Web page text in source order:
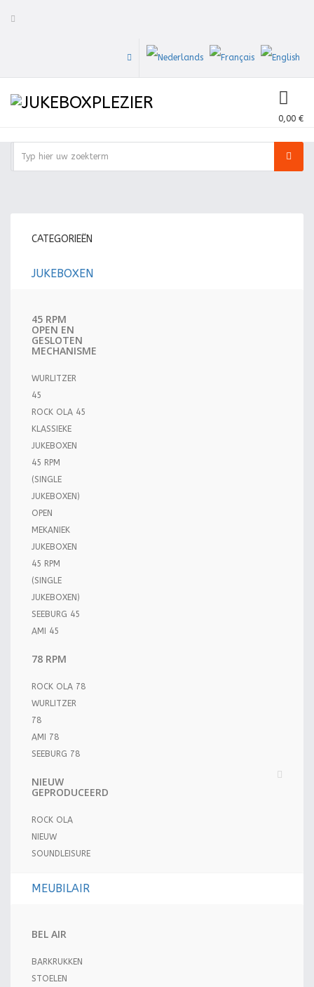
0,00 €
CATEGORIEËN
JUKEBOXEN
45 RPM
OPEN EN
GESLOTEN
MECHANISME
WURLITZER
45
ROCK OLA 45
KLASSIEKE
JUKEBOXEN
45 RPM
(SINGLE
JUKEBOXEN)
OPEN
MEKANIEK
JUKEBOXEN
45 RPM
(SINGLE
JUKEBOXEN)
SEEBURG 45
AMI 45
78 RPM
ROCK OLA 78
WURLITZER
78
AMI 78
SEEBURG 78
NIEUW
GEPRODUCEERD
ROCK OLA
NIEUW
SOUNDLEISURE
MEUBILAIR
BEL AIR
BARKRUKKEN
STOELEN